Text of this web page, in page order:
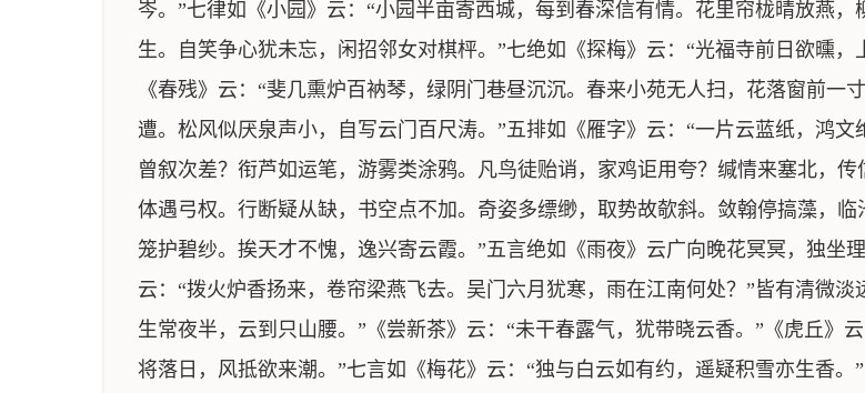
岑。”七律如《小园》云：“小园半亩寄西城，每到春深信有情。花里帘栊晴放燕
生。自笑争心犹未忘，闲招邻女对棋枰。”七绝如《探梅》云：“光福寺前日欲曛
《春残》云：“斐几熏炉百衲琴，绿阴门巷昼沉沉。春来小苑无人扫，花落窗前一
遭。松风似厌泉声小，自写云门百尺涛。”五排如《雁字》云：“一片云蓝纸，鸿
曾叙次差？衔芦如运笔，游雾类涂鸦。凡鸟徒贻诮，家鸡讵用夸？缄情来塞北，
体遇弓权。行断疑从缺，书空点不加。奇姿多缥缈，取势故欹斜。敛翰停搞藻，
笼护碧纱。挨天才不愧，逸兴寄云霞。”五言绝如《雨夜》云广向晚花冥冥，独坐
云：“拨火炉香扬来，卷帘梁燕飞去。吴门六月犹寒，雨在江南何处？”皆有清微
生常夜半，云到只山腰。”《尝新茶》云：“未干春露气，犹带晓云香。”《虎丘》
将落日，风抵欲来潮。”七言如《梅花》云：“独与白云如有约，遥疑积雪亦生香